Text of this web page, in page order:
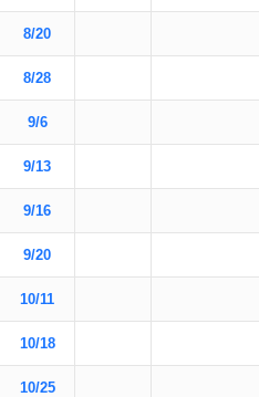
8/20
8/28
9/6
9/13
9/16
9/20
10/11
10/18
10/25